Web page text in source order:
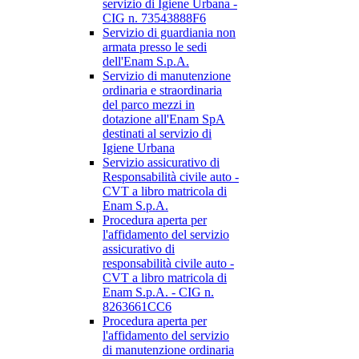
servizio di Igiene Urbana -
CIG n. 73543888F6
Servizio di guardiania non
armata presso le sedi
dell'Enam S.p.A.
Servizio di manutenzione
ordinaria e straordinaria
del parco mezzi in
dotazione all'Enam SpA
destinati al servizio di
Igiene Urbana
Servizio assicurativo di
Responsabilità civile auto -
CVT a libro matricola di
Enam S.p.A.
Procedura aperta per
l'affidamento del servizio
assicurativo di
responsabilità civile auto -
CVT a libro matricola di
Enam S.p.A. - CIG n.
8263661CC6
Procedura aperta per
l'affidamento del servizio
di manutenzione ordinaria